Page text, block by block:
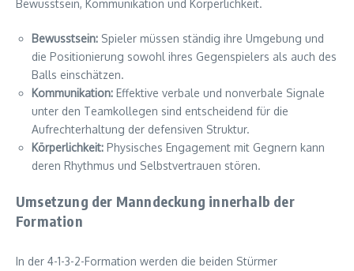
Bewusstsein, Kommunikation und Körperlichkeit.
Bewusstsein: Spieler müssen ständig ihre Umgebung und
die Positionierung sowohl ihres Gegenspielers als auch des
Balls einschätzen.
Kommunikation: Effektive verbale und nonverbale Signale
unter den Teamkollegen sind entscheidend für die
Aufrechterhaltung der defensiven Struktur.
Körperlichkeit: Physisches Engagement mit Gegnern kann
deren Rhythmus und Selbstvertrauen stören.
Umsetzung der Manndeckung innerhalb der
Formation
In der 4-1-3-2-Formation werden die beiden Stürmer